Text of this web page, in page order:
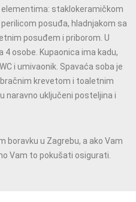
staklokeramičkom
posuđa, hladnjakom sa
posuđem i priborom. U
4 osobe. Kupaonica ima kadu,
i umivaonik. Spavaća soba je
krevetom i toaletnim
naravno uključeni posteljina i
boravku u Zagrebu, a ako Vam
Vam to pokušati osigurati.